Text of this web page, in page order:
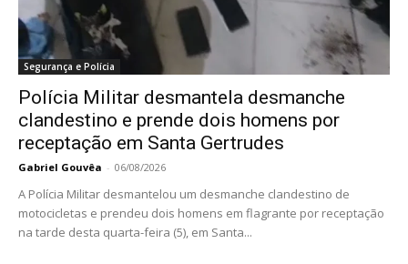
Segurança e Polícia
Polícia Militar desmantela desmanche
clandestino e prende dois homens por
receptação em Santa Gertrudes
Gabriel Gouvêa - 06/08/2026
A Polícia Militar desmantelou um desmanche clandestino de
motocicletas e prendeu dois homens em flagrante por receptação
na tarde desta quarta-feira (5), em Santa...